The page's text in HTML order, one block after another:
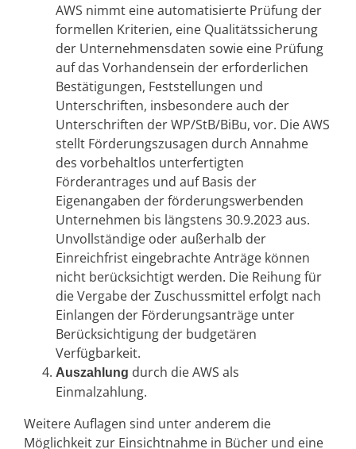
AWS nimmt eine automatisierte Prüfung der
formellen Kriterien, eine Qualitätssicherung
der Unternehmensdaten sowie eine Prüfung
auf das Vorhandensein der erforderlichen
Bestätigungen, Feststellungen und
Unterschriften, insbesondere auch der
Unterschriften der WP/StB/BiBu, vor. Die AWS
stellt Förderungszusagen durch Annahme
des vorbehaltlos unterfertigten
Förderantrages und auf Basis der
Eigenangaben der förderungswerbenden
Unternehmen bis längstens 30.9.2023 aus.
Unvollständige oder außerhalb der
Einreichfrist eingebrachte Anträge können
nicht berücksichtigt werden. Die Reihung für
die Vergabe der Zuschussmittel erfolgt nach
Einlangen der Förderungsanträge unter
Berücksichtigung der budgetären
Verfügbarkeit.
Auszahlung durch die AWS als
Einmalzahlung.
Weitere Auflagen sind unter anderem die
Möglichkeit zur Einsichtnahme in Bücher und eine